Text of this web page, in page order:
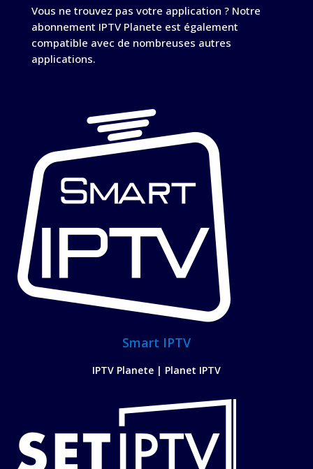
Vous ne trouvez pas votre application ? Notre
abonnement IPTV Planete est également
compatible avec de nombreuses autres
applications.
Smart IPTV
IPTV Planete | Planet IPTV